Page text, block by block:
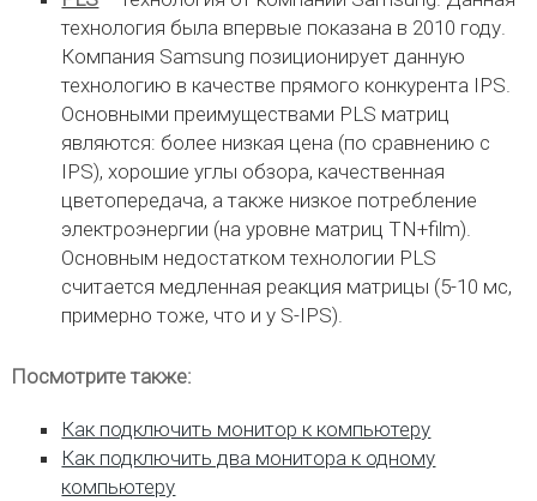
технология была впервые показана в 2010 году.
Компания Samsung позиционирует данную
технологию в качестве прямого конкурента IPS.
Основными преимуществами PLS матриц
являются: более низкая цена (по сравнению с
IPS), хорошие углы обзора, качественная
цветопередача, а также низкое потребление
электроэнергии (на уровне матриц TN+film).
Основным недостатком технологии PLS
считается медленная реакция матрицы (5-10 мс,
примерно тоже, что и у S-IPS).
Посмотрите также:
Как подключить монитор к компьютеру
Как подключить два монитора к одному
компьютеру